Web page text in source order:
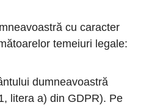
cu caracter
temeiuri legale:
dumneavoastră
litera a) din GDPR). Pe